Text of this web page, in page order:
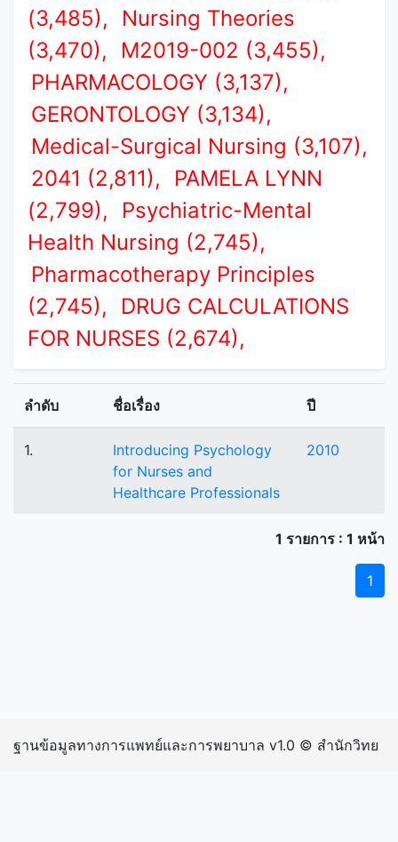
(3,485),
Nursing Theories
(3,470),
M2019-002 (3,455),
PHARMACOLOGY (3,137),
GERONTOLOGY (3,134),
Medical-Surgical Nursing (3,107),
2041 (2,811),
PAMELA LYNN
(2,799),
Psychiatric-Mental
Health Nursing (2,745),
Pharmacotherapy Principles
(2,745),
DRUG CALCULATIONS
FOR NURSES (2,674),
ลำดับ ชื่อเรื่อง ปี
1.
Introducing Psychology
for Nurses and
Healthcare Professionals
2010
1 รายการ : 1 หน้า
1
ฐานข้อมูลทางการแพทย์และการพยาบาล v1.0 © สำนักวิทย